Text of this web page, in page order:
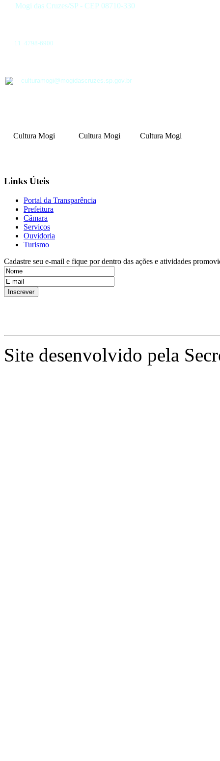
Mogi das Cruzes/SP - CEP 08710-330
11 4798-6900
culturamogi@mogidascruzes.sp.gov.br
Cultura Mogi Cultura Mogi Cultura Mogi
Links Úteis
Portal da Transparência
Prefeitura
Câmara
Serviços
Ouvidoria
Turismo
Cadastre seu e-mail e fique por dentro das ações e atividades
Site desenvolvido pela